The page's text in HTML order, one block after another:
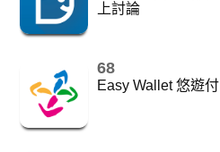
上討論
68
Easy Wallet 悠遊付